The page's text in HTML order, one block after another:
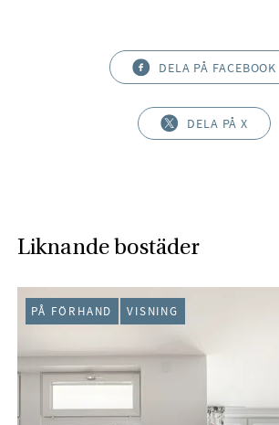
DELA PÅ FACEBOOK
DELA PÅ X
Liknande bostäder
PÅ FÖRHAND VISNING